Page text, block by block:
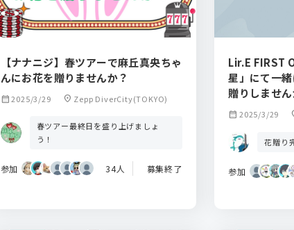
【ナナニジ】春ツアーで麻丘真央ちゃ
んにお花を贈りませんか？
calendar_month2025/3/29 location_on Zepp DiverCity(TOKYO)
春ツアー最終日を盛り上げましょ
う！
参加 34人 募集終了
Lir.E FIRST
星」にて一
贈りしません
calendar_month 2025/3/29
花贈り
参加